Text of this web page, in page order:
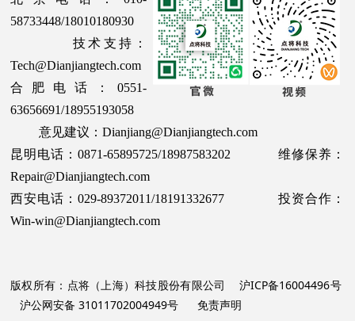
58733448/18010180930
技术支持：
Tech@Dianjiangtech.com
合肥电话：0551-
63656691/18955193058
意见建议：Dianjiang@Dianjiangtech.com
昆明电话：0871-65895725/18987583202 维修保养：
Repair@Dianjiangtech.com
西安电话：029-89372011/18191332677 投资合作：
Win-win@Dianjiangtech.com
版权所有：点将（上海）科技股份有限公司 沪ICP备16004496号
沪公网安备 31011702004949号
免责声明